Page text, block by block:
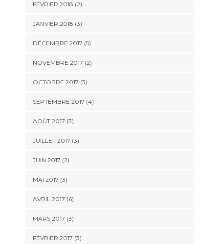
FÉVRIER 2018 (2)
JANVIER 2018 (3)
DÉCEMBRE 2017 (5)
NOVEMBRE 2017 (2)
OCTOBRE 2017 (3)
SEPTEMBRE 2017 (4)
AOÛT 2017 (3)
JUILLET 2017 (3)
JUIN 2017 (2)
MAI 2017 (3)
AVRIL 2017 (6)
MARS 2017 (3)
FÉVRIER 2017 (3)